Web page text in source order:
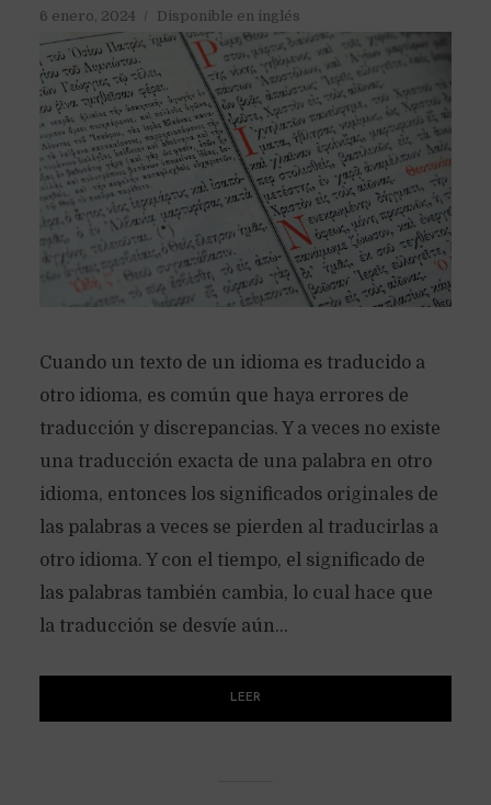
6 enero, 2024
Disponible en inglés
Cuando un texto de un idioma es traducido a
otro idioma, es común que haya errores de
traducción y discrepancias. Y a veces no existe
una traducción exacta de una palabra en otro
idioma, entonces los significados originales de
las palabras a veces se pierden al traducirlas a
otro idioma. Y con el tiempo, el significado de
las palabras también cambia, lo cual hace que
la traducción se desvíe aún...
LEER